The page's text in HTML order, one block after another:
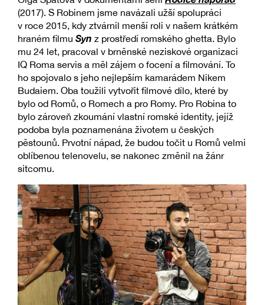
(2017). S Robinem jsme navázali užší spolupráci
v roce 2015, kdy ztvárnil menší roli v našem krátkém
hraném filmu Syn z prostředí romského ghetta. Bylo
mu 24 let, pracoval v brněnské neziskové organizaci
IQ Roma servis a měl zájem o focení a filmování. To
ho spojovalo s jeho nejlepším kamarádem Nikem
Budaiem. Oba toužili vytvořit filmové dílo, které by
bylo od Romů, o Romech a pro Romy. Pro Robina to
bylo zároveň zkoumání vlastní romské identity, jejíž
podoba byla poznamenána životem u českých
pěstounů. Prvotní nápad, že budou točit u Romů velmi
oblíbenou telenovelu, se nakonec změnil na žánr
sitcomu.